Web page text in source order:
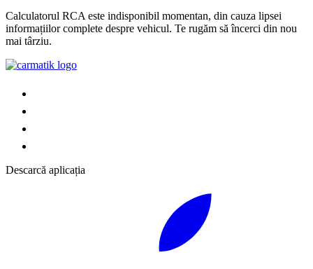
Calculatorul RCA este indisponibil momentan, din cauza lipsei
informațiilor complete despre vehicul. Te rugăm să încerci din nou
mai târziu.
Descarcă aplicația